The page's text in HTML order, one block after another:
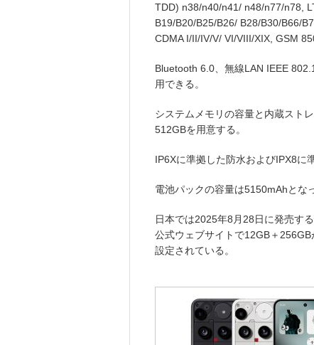
TDD) n38/n40/n41/ n48/n77/n78,
B19/B20/B25/B26/ B28/B30/B66/
CDMA I/II/IV/V/ VI/VIII/XIX, GSM
Bluetooth 6.0、無線LAN IEEE
用できる。
システムメモリの容量と内蔵スト
512GBを用意する。
IP6Xに準拠した防水およびIPX8に
電池パックの容量は5150mAhとな
日本では2025年8月28日に発売す
公式ウェブサイトで12GB＋
設定されている。